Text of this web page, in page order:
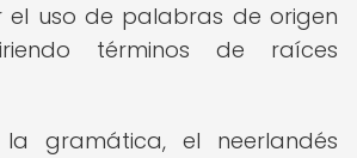
el uso de palabras de origen
términos de raíces
gramática, el neerlandés